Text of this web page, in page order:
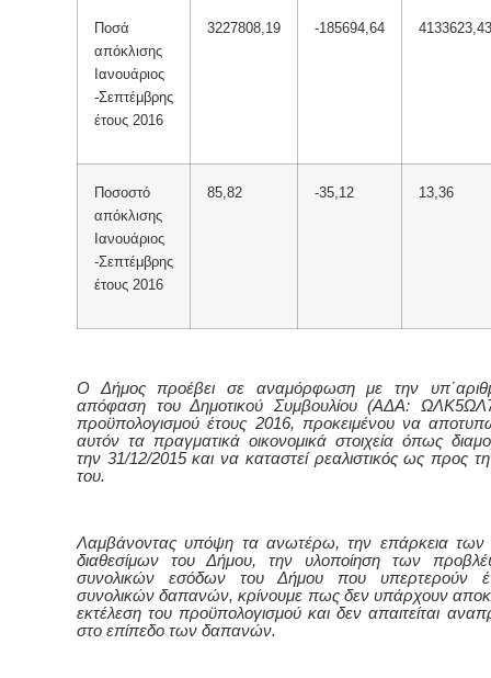
Ποσά
απόκλισης
Ιανουάριος
-Σεπτέμβρης
έτους 2016
3227808,19 -185694,64 4133623,43
Ποσοστό
απόκλισης
Ιανουάριος
-Σεπτέμβρης
έτους 2016
85,82 -35,12 13,36
Ο Δήμος προέβει σε αναμόρφωση με την
απόφαση του Δημοτικού Συμβουλίου (ΑΔΑ:
προϋπολογισμού έτους 2016, προκειμένου να
αυτόν τα πραγματικά οικονομικά στοιχεία όπως
την 31/12/2015 και να καταστεί ρεαλιστικός ως προς
του.
Λαμβάνοντας υπόψη τα ανωτέρω, την επάρκεια των
διαθεσίμων του Δήμου, την υλοποίηση των
συνολικών εσόδων του Δήμου που υπερτερούν
συνολικών δαπανών, κρίνουμε πως δεν υπάρχουν
εκτέλεση του προϋπολογισμού και δεν απαιτείται
στο επίπεδο των δαπανών.